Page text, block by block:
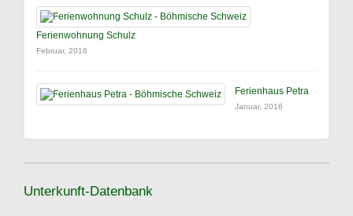
Ferienwohnung Schulz
Februar, 2016
Ferienhaus Petra
Januar, 2016
Unterkunft-Datenbank